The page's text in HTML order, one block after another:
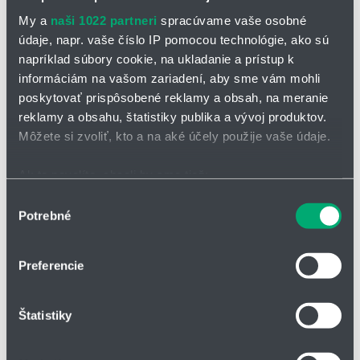
My a naši 1022 partneri spracúvame vaše osobné
údaje, napr. vaše číslo IP pomocou technológie, ako sú
napríklad súbory cookie, na ukladanie a prístup k
informáciám na vašom zariadení, aby sme vám mohli
poskytovať prispôsobené reklamy a obsah, na meranie
reklamy a obsahu, štatistiky publika a vývoj produktov.
Môžete si zvoliť, kto a na aké účely použije vaše údaje.
polohe s presnosťou na niekoľko metrov
Viac informácií o tom, ako sa spracúvajú vaše osobné
môžete kedykoľvek zmeniť alebo odvolať cez Vyhlásenie
súhlasu
Potrebné
Preferencie
Štatistiky
Trieda ochrany IP
Káblový konektor/koncovka kábla
Dĺžka kábla [mm]
Nominálny prúd [A]
Počet digitálnych vstupov
Moment Mx max. [Nm]
Moment Mz max. [Nm]